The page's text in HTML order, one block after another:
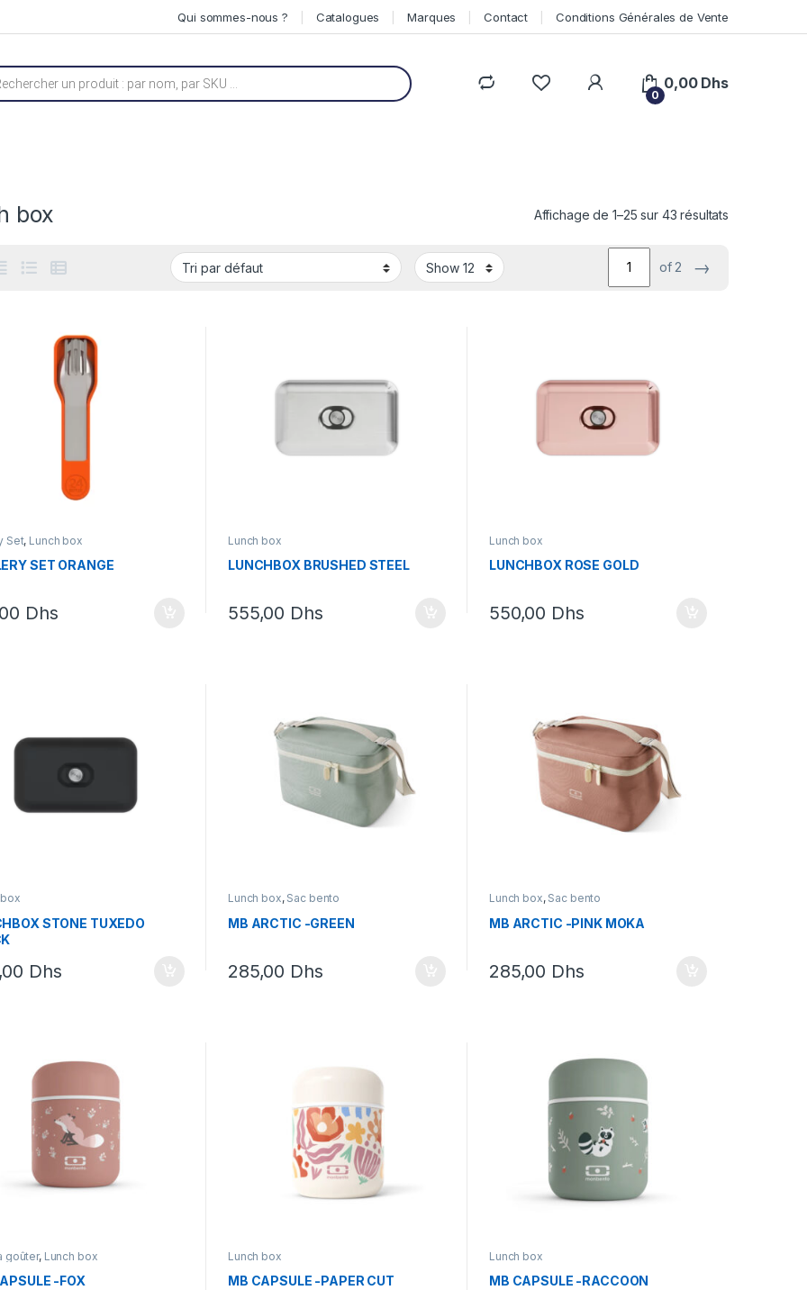
Qui sommes-nous ? Catalogues Marques Contact Conditions Générales de Vente
de produits
0
0,00 Dhs
box Affichage de 1–25 sur 43 résultats
of 2 →
Set, Lunch box
SET ORANGE
Dhs
Lunch box
LUNCHBOX BRUSHED STEEL
555,00 Dhs
Lunch box
LUNCHBOX ROSE GOLD
550,00 Dhs
STONE TUXEDO
Dhs
Lunch box, Sac bento
MB ARCTIC -GREEN
285,00 Dhs
Lunch box, Sac bento
MB ARCTIC -PINK MOKA
285,00 Dhs
goûter, Lunch box
-FOX
Lunch box
MB CAPSULE -PAPER CUT
Lunch box
MB CAPSULE -RACCOON